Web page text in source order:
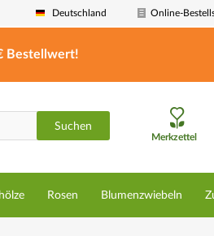
Deutschland Online-
Bestellwert!
Suchen
Merkzettel
Rosen Blumenzwiebeln